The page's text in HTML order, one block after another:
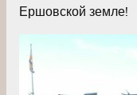
Ершовской земле!